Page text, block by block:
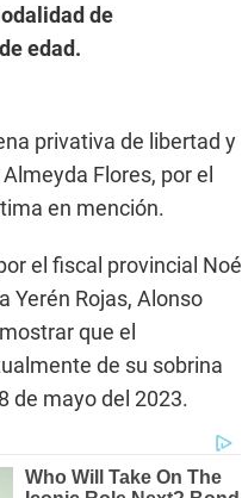
de
edad.
privativa de libertad y
Flores, por el
en mención.
el fiscal provincial Noé
Yerén Rojas, Alonso
que el
de su sobrina
de mayo del 2023.